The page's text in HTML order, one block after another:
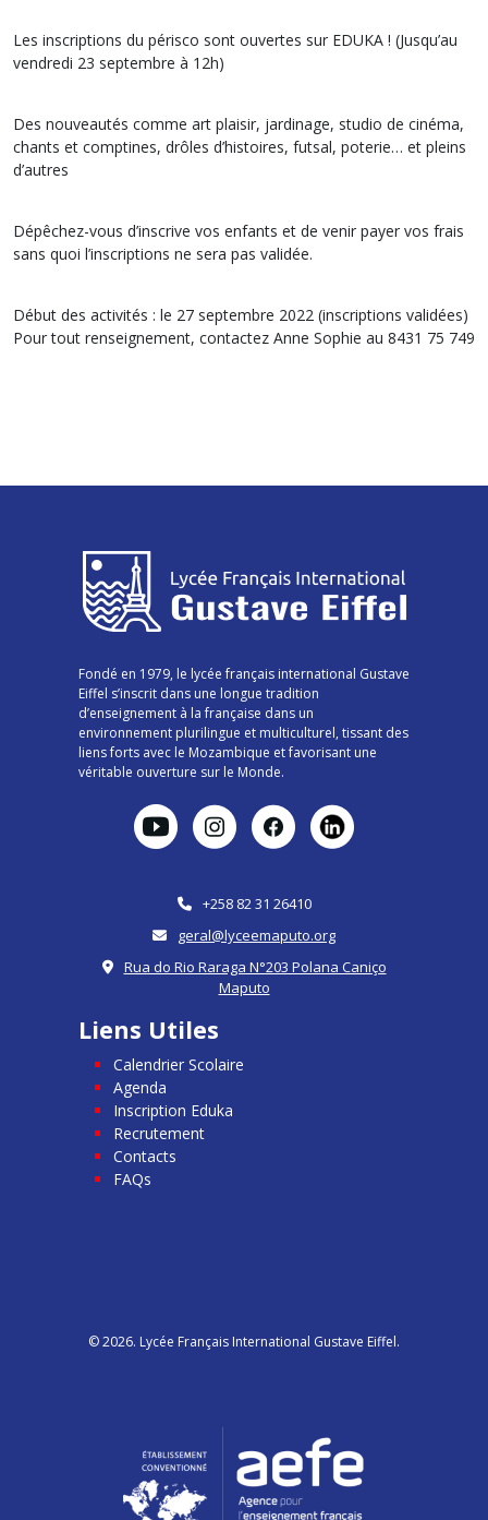
Les inscriptions du périsco sont ouvertes sur EDUKA ! (Jusqu’au
vendredi 23 septembre à 12h)
Des nouveautés comme art plaisir, jardinage, studio de cinéma,
chants et comptines, drôles d’histoires, futsal, poterie… et pleins
d’autres
Dépêchez-vous d’inscrive vos enfants et de venir payer vos frais
sans quoi l’inscriptions ne sera pas validée.
Début des activités : le 27 septembre 2022 (inscriptions validées)
Pour tout renseignement, contactez Anne Sophie au 8431 75 749
Fondé en 1979, le lycée français international Gustave
Eiffel s’inscrit dans une longue tradition
d’enseignement à la française dans un
environnement plurilingue et multiculturel, tissant des
liens forts avec le Mozambique et favorisant une
véritable ouverture sur le Monde.
+258 82 31 26410
geral@lyceemaputo.org
Rua do Rio Raraga N°203 Polana Caniço
Maputo
Liens Utiles
Calendrier Scolaire
Agenda
Inscription Eduka
Recrutement
Contacts
FAQs
© 2026. Lycée Français International Gustave Eiffel.